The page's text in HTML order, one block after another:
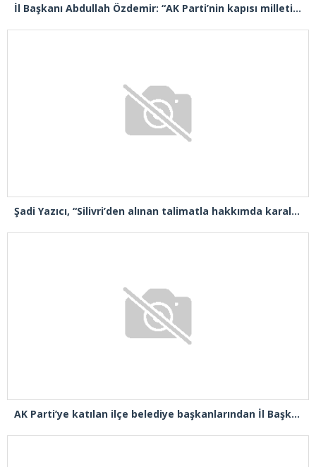
İl Başkanı Abdullah Özdemir: “AK Parti’nin kapısı milletine hizmet etmek isteyen herkese açıktır”
Şadi Yazıcı, “Silivri’den alınan talimatla hakkımda karalama kampanyası yürütülüyor”
AK Parti’ye katılan ilçe belediye başkanlarından İl Başkanı Özdemir’e ziyaret